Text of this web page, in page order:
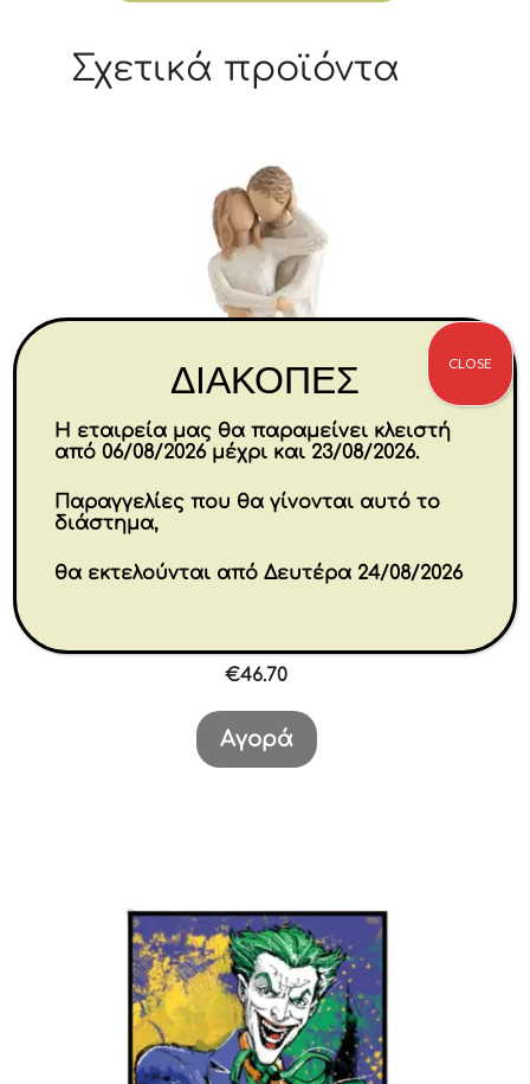
Σχετικά προϊόντα
€46.70
Αγορά
ΔΙΑΚΟΠΕΣ
Η εταιρεία μας θα παραμείνει κλειστή
από 06/08/2026 μέχρι και 23/08/2026.
Παραγγελίες που θα γίνονται αυτό το
διάστημα,
θα εκτελούνται από Δευτέρα 24/08/2026
CLOSE